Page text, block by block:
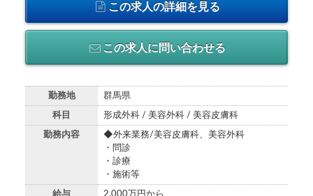
この求人の詳細を見る
この求人に問い合わせる
勤務地 群馬県
科目 形成外科 / 美容外科 / 美容皮膚科
勤務内容
◆外来業務/美容皮膚科、美容外科
・問診
・診療
・施術等
給与 2,000万円から